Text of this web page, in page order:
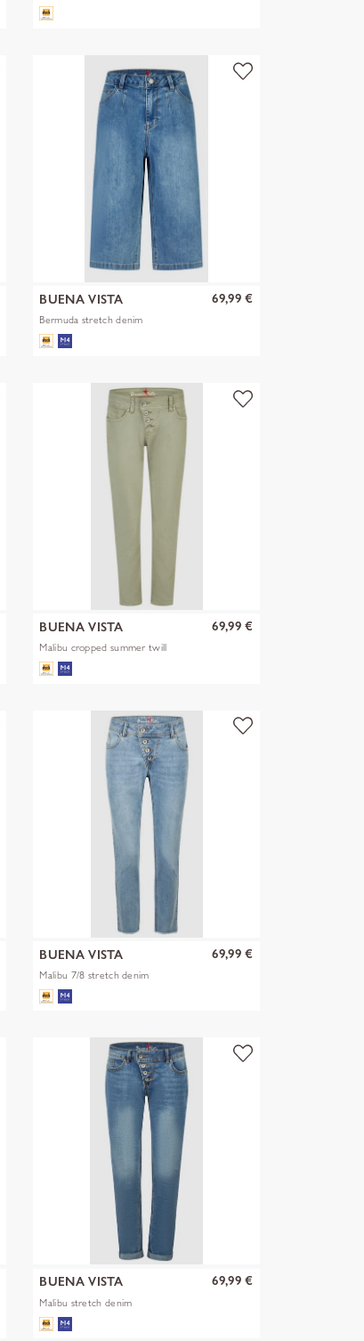
BUENA VISTA
Bermuda stretch denim
69,99 €
BUENA VISTA
Malibu cropped summer twill
69,99 €
BUENA VISTA
Malibu 7/8 stretch denim
69,99 €
BUENA VISTA
Malibu stretch denim
69,99 €